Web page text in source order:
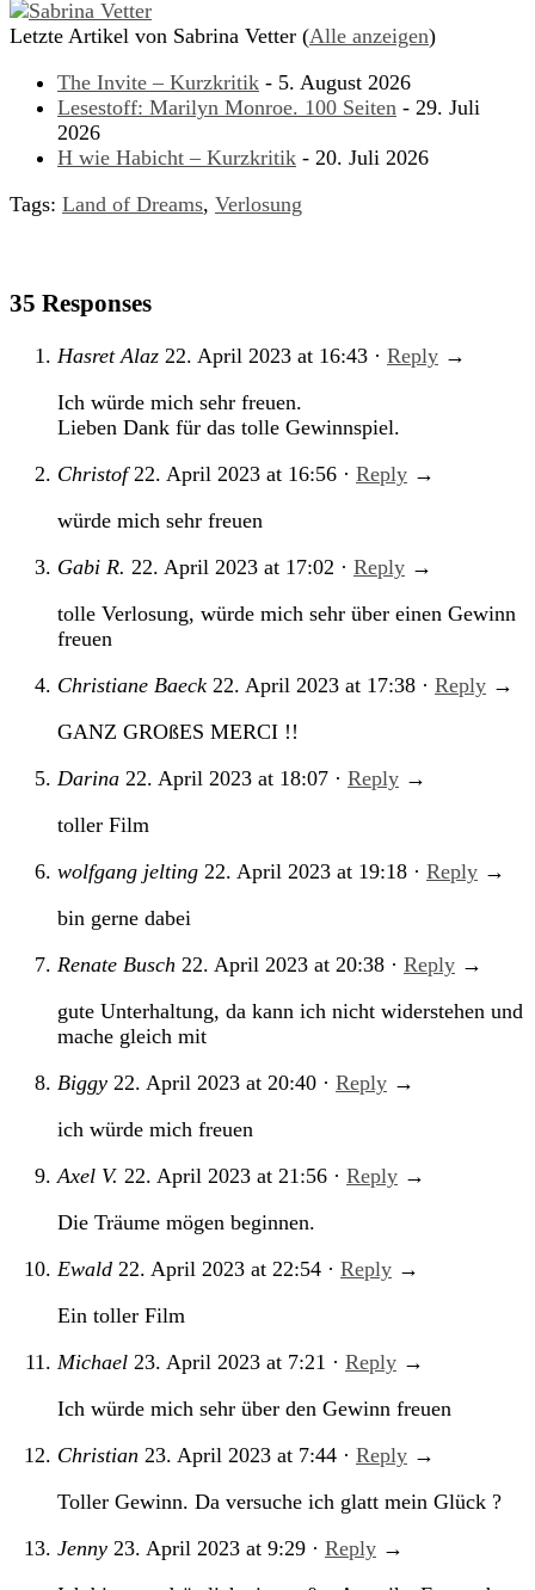
Letzte Artikel von Sabrina Vetter (Alle anzeigen)
The Invite – Kurzkritik - 5. August 2026
Lesestoff: Marilyn Monroe. 100 Seiten - 29. Juli
2026
H wie Habicht – Kurzkritik - 20. Juli 2026
Tags: Land of Dreams, Verlosung
35 Responses
Hasret Alaz 22. April 2023 at 16:43 · Reply →
Ich würde mich sehr freuen.
Lieben Dank für das tolle Gewinnspiel.
Christof 22. April 2023 at 16:56 · Reply →
würde mich sehr freuen
Gabi R. 22. April 2023 at 17:02 · Reply →
tolle Verlosung, würde mich sehr über einen Gewinn
freuen
Christiane Baeck 22. April 2023 at 17:38 · Reply →
GANZ GROßES MERCI !!
Darina 22. April 2023 at 18:07 · Reply →
toller Film
wolfgang jelting 22. April 2023 at 19:18 · Reply →
bin gerne dabei
Renate Busch 22. April 2023 at 20:38 · Reply →
gute Unterhaltung, da kann ich nicht widerstehen und
mache gleich mit
Biggy 22. April 2023 at 20:40 · Reply →
ich würde mich freuen
Axel V. 22. April 2023 at 21:56 · Reply →
Die Träume mögen beginnen.
Ewald 22. April 2023 at 22:54 · Reply →
Ein toller Film
Michael 23. April 2023 at 7:21 · Reply →
Ich würde mich sehr über den Gewinn freuen
Christian 23. April 2023 at 7:44 · Reply →
Toller Gewinn. Da versuche ich glatt mein Glück ?
Jenny 23. April 2023 at 9:29 · Reply →